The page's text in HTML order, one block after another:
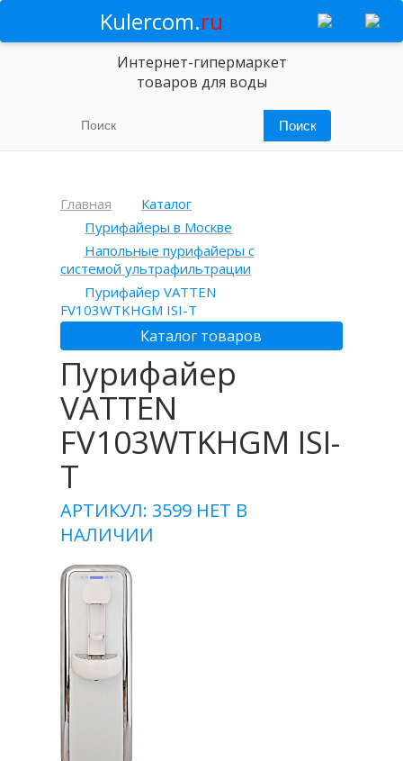
Kulercom.ru
Интернет-гипермаркет
товаров для воды
Главная
Каталог
Пурифайеры в Москве
Напольные пурифайеры с
системой ультрафильтрации
Пурифайер VATTEN
FV103WTKHGM ISI-T
Каталог товаров
Пурифайер
VATTEN
FV103WTKHGM ISI-
T
АРТИКУЛ: 3599 НЕТ В
НАЛИЧИИ